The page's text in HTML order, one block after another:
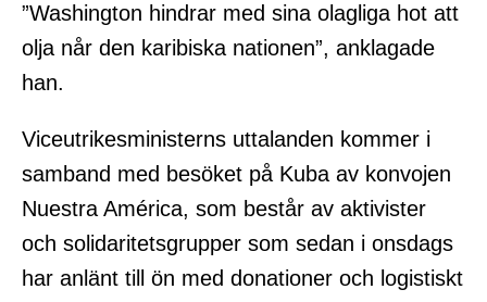
”Washington hindrar med sina olagliga hot att
olja når den karibiska nationen”, anklagade
han.
Viceutrikesministerns uttalanden kommer i
samband med besöket på Kuba av konvojen
Nuestra América, som består av aktivister
och solidaritetsgrupper som sedan i onsdags
har anlänt till ön med donationer och logistiskt